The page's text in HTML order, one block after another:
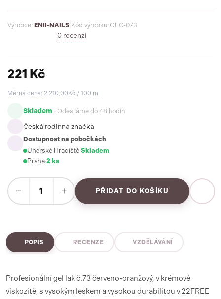
Výrobce: ENII-NAILS Kód výrobku: GLC-073
0 recenzí
221 Kč
Měrná cena: 2 210,00Kč / 100 ml
Skladem · Odesíláme do 48 hodin
Česká rodinná značka
Dostupnost na pobočkách
Uherské Hradiště·Skladem
Praha·2 ks
− + PŘIDAT DO KOŠÍKU
POPIS RECENZE VZDĚLÁVÁNÍ
Profesionální gel lak č.73 červeno-oranžový, v krémové
viskozitě, s vysokým leskem a vysokou durabilitou v 22FREE